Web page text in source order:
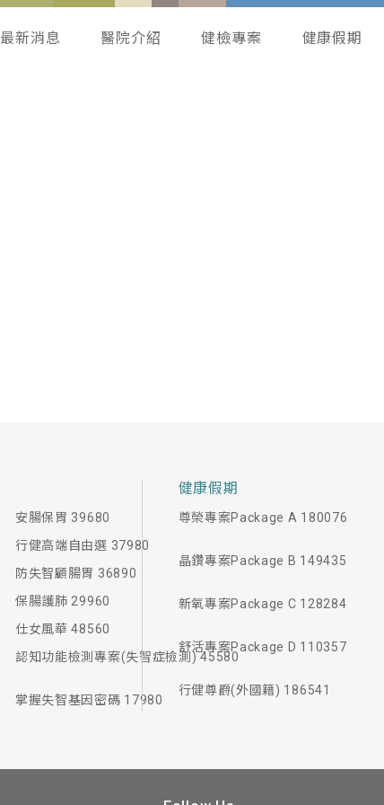
最新消息 醫院介紹 健檢專案 健康假期
安腸保胃 39680
行健高端自由選 37980
防失智顧腸胃 36890
保腸護肺 29960
仕女風華 48560
認知功能檢測專案(失智症檢測) 45580
掌握失智基因密碼 17980
健康假期
尊榮專案Package A 180076
晶鑽專案Package B 149435
新氧專案Package C 128284
舒活專案Package D 110357
行健尊爵(外國籍) 186541